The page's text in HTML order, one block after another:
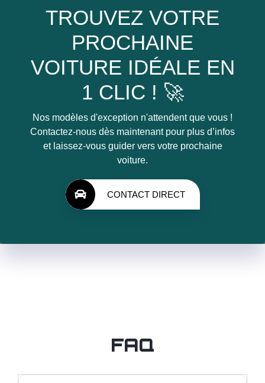
TROUVEZ VOTRE
PROCHAINE
VOITURE IDÉALE EN
1 CLIC ! 🚀
Nos modèles d'exception n'attendent que vous !
Contactez-nous dès maintenant pour plus d’infos
et laissez-vous guider vers votre prochaine
voiture.
CONTACT DIRECT
FAQ